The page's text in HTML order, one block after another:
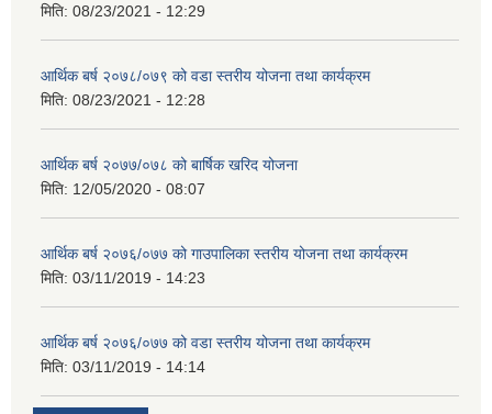
मिति: 08/23/2021 - 12:29
आर्थिक बर्ष २०७८/०७९ को वडा स्तरीय योजना तथा कार्यक्रम
मिति: 08/23/2021 - 12:28
आर्थिक बर्ष २०७७/०७८ को बार्षिक खरिद योजना
मिति: 12/05/2020 - 08:07
आर्थिक बर्ष २०७६/०७७ को गाउपालिका स्तरीय योजना तथा कार्यक्रम
मिति: 03/11/2019 - 14:23
आर्थिक बर्ष २०७६/०७७ को वडा स्तरीय योजना तथा कार्यक्रम
मिति: 03/11/2019 - 14:14